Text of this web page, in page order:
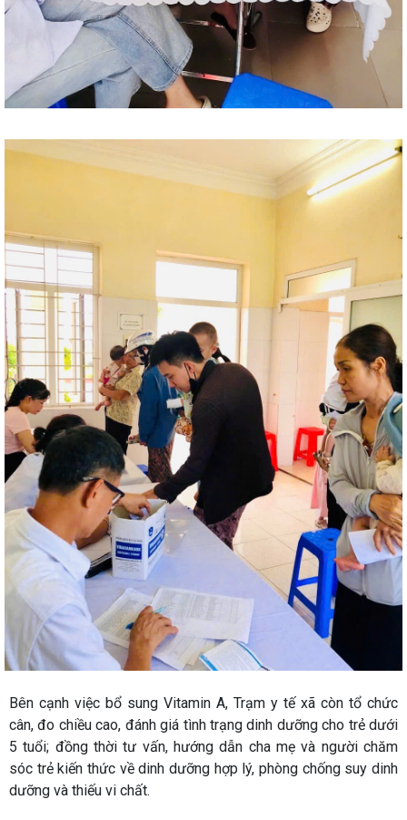
Bên cạnh việc bổ sung Vitamin A, Trạm y tế xã còn tổ chức
cân, đo chiều cao, đánh giá tình trạng dinh dưỡng cho trẻ dưới
5 tuổi; đồng thời tư vấn, hướng dẫn cha mẹ và người chăm
sóc trẻ kiến thức về dinh dưỡng hợp lý, phòng chống suy dinh
dưỡng và thiếu vi chất.